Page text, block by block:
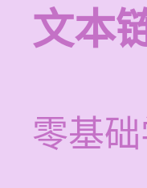
文本
零基